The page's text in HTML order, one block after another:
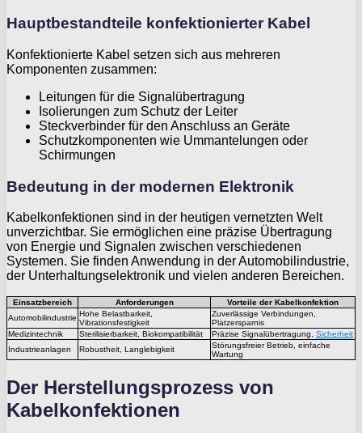
Hauptbestandteile konfektionierter Kabel
Konfektionierte Kabel setzen sich aus mehreren
Komponenten zusammen:
Leitungen für die Signalübertragung
Isolierungen zum Schutz der Leiter
Steckverbinder für den Anschluss an Geräte
Schutzkomponenten wie Ummantelungen oder
Schirmungen
Bedeutung in der modernen Elektronik
Kabelkonfektionen sind in der heutigen vernetzten Welt
unverzichtbar. Sie ermöglichen eine präzise Übertragung
von Energie und Signalen zwischen verschiedenen
Systemen. Sie finden Anwendung in der Automobilindustrie,
der Unterhaltungselektronik und vielen anderen Bereichen.
Einsatzbereich Anforderungen
Vorteile der Kabelkonfektion
Automobilindustrie Hohe Belastbarkeit,
Vibrationsfestigkeit
Zuverlässige Verbindungen,
Platzersparnis
Medizintechnik
Sterilisierbarkeit, Biokompatibilität Präzise Signalübertragung, Sicherheit
Industrieanlagen
Robustheit, Langlebigkeit
Störungsfreier Betrieb, einfache
Wartung
Der Herstellungsprozess von
Kabelkonfektionen